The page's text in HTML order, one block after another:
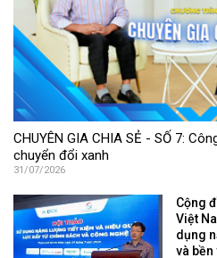
CHUYÊN GIA CHIA SẺ - SỐ 7:
chuyển đổi xanh
31/07/2026
Cộng
Việt
dụng
và bền